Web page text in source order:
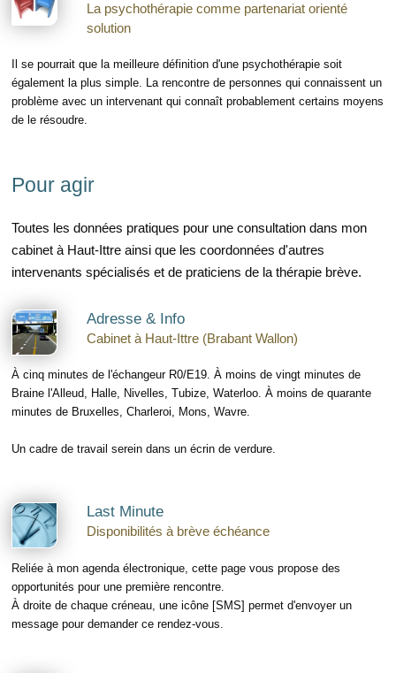
La psychothérapie comme partenariat orienté
solution
Il se pourrait que la meilleure définition d'une psychothérapie soit
également la plus simple. La rencontre de personnes qui connaissent un
problème avec un intervenant qui connaît probablement certains moyens
de le résoudre.
Pour agir
Toutes les données pratiques pour une consultation dans mon
cabinet à Haut-Ittre ainsi que les coordonnées d'autres
intervenants spécialisés et de praticiens de la thérapie brève.
Adresse & Info
Cabinet à Haut-Ittre (Brabant Wallon)
À cinq minutes de l'échangeur R0/E19. À moins de vingt minutes de
Braine l'Alleud, Halle, Nivelles, Tubize, Waterloo. À moins de quarante
minutes de Bruxelles, Charleroi, Mons, Wavre.
Un cadre de travail serein dans un écrin de verdure.
Last Minute
Disponibilités à brève échéance
Reliée à mon agenda électronique, cette page vous propose des
opportunités pour une première rencontre.
À droite de chaque créneau, une icône [SMS] permet d'envoyer un
message pour demander ce rendez-vous.